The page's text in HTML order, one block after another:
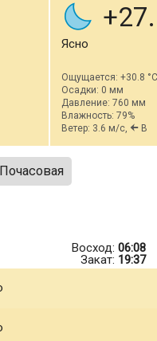
Ясно
Ощущается: +30.8 °C
Осадки: 0 мм
Давление: 760 мм
Влажность: 79%
Ветер: 3.6 м/с,
В
Почасовая
Восход: 06:08
Закат: 19:37